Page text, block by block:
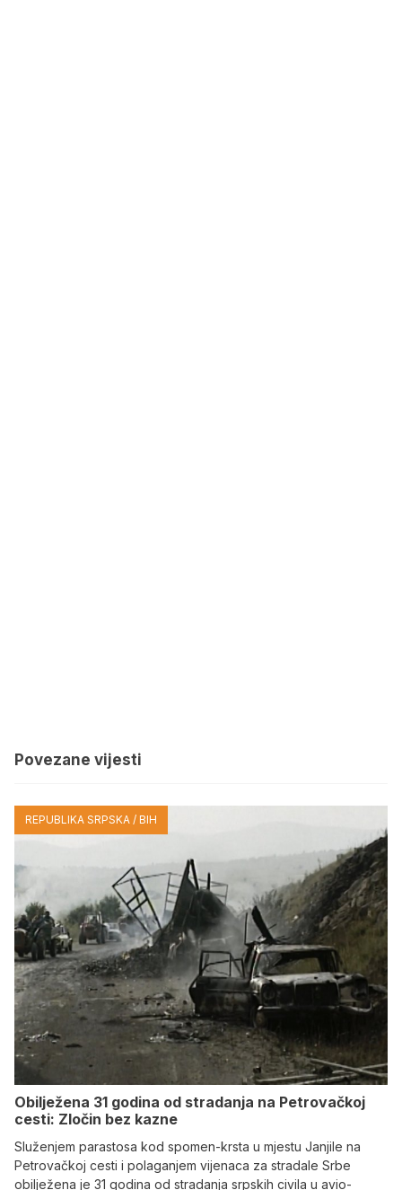
Povezane vijesti
REPUBLIKA SRPSKA / BIH
Obilježena 31 godina od stradanja na Petrovačkoj
cesti: Zločin bez kazne
Služenjem parastosa kod spomen-krsta u mjestu Janjile na
Petrovačkoj cesti i polaganjem vijenaca za stradale Srbe
obilježena je 31 godina od stradanja srpskih civila u avio-